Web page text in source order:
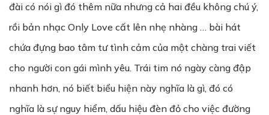
đài có nói gì đó thêm nữa nhưng cả hai đều không chú ý,
rồi bản nhạc Only Love cất lên nhẹ nhàng … bài hát
chứa đựng bao tâm tư tình cảm của một chàng trai viết
cho người con gái mình yêu. Trái tim nó ngày càng đập
nhanh hơn, nó biết biểu hiện này nghĩa là gì, đó có
nghĩa là sự nguy hiểm, dấu hiệu đèn đỏ cho việc đường